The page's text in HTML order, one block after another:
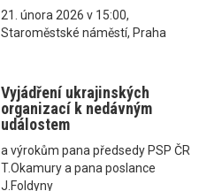
21. února 2026 v 15:00,
Staroměstské náměstí, Praha
Vyjádření ukrajinských
organizací k nedávným
událostem
a výrokům pana předsedy PSP ČR
T.Okamury a pana poslance
J.Foldyny